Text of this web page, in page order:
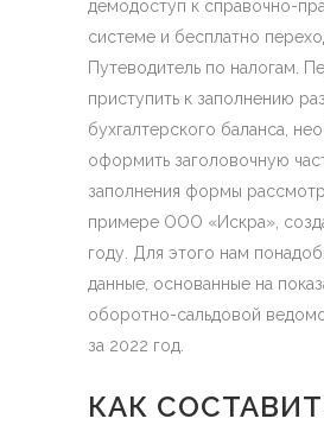
демодоступ к справочно-
системе и бесплатно
Путеводитель по налогам.
приступить к заполнению
бухгалтерского баланса,
оформить заголовочную
заполнения формы
примере ООО «Искра»,
году. Для этого нам
данные, основанные на
оборотно-сальдовой
за 2022 год.
КАК